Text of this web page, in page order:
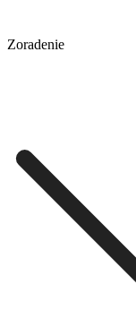
Zoradenie